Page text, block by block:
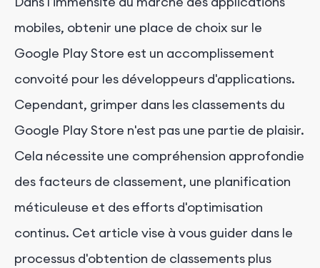
mobiles, obtenir une place de choix sur le
Google Play Store est un accomplissement
convoité pour les développeurs d'applications.
Cependant, grimper dans les classements du
Google Play Store n'est pas une partie de plaisir.
Cela nécessite une compréhension approfondie
des facteurs de classement, une planification
méticuleuse et des efforts d'optimisation
continus. Cet article vise à vous guider dans le
processus d'obtention de classements plus